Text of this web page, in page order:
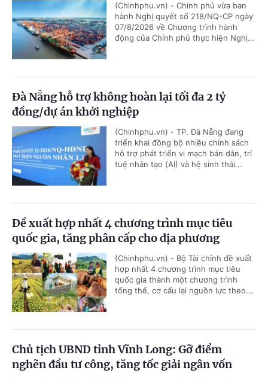
(Chinhphu.vn) - Chính phủ vừa ban
hành Nghị quyết số 218/NQ-CP ngày
07/8/2026 về Chương trình hành
động của Chính phủ thực hiện Nghị...
Đà Nẵng hỗ trợ không hoàn lại tối đa 2 tỷ
đồng/dự án khởi nghiệp
(Chinhphu.vn) - TP. Đà Nẵng đang
triển khai đồng bộ nhiều chính sách
hỗ trợ phát triển vi mạch bán dẫn, trí
tuệ nhân tạo (AI) và hệ sinh thái...
Đề xuất hợp nhất 4 chương trình mục tiêu
quốc gia, tăng phân cấp cho địa phương
(Chinhphu.vn) - Bộ Tài chính đề xuất
hợp nhất 4 chương trình mục tiêu
quốc gia thành một chương trình
tổng thể, cơ cấu lại nguồn lực theo...
Chủ tịch UBND tỉnh Vĩnh Long: Gỡ điểm
nghẽn đầu tư công, tăng tốc giải ngân vốn